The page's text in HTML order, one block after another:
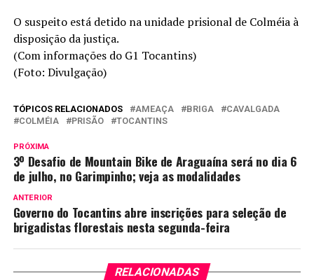
O suspeito está detido na unidade prisional de Colméia à
disposição da justiça.
(Com informações do G1 Tocantins)
(Foto: Divulgação)
TÓPICOS RELACIONADOS AMEAÇA BRIGA
CAVALGADA
COLMÉIA
PRISÃO TOCANTINS
PRÓXIMA
3º Desafio de Mountain Bike de Araguaína será no dia 6
de julho, no Garimpinho; veja as modalidades
ANTERIOR
Governo do Tocantins abre inscrições para seleção de
brigadistas florestais nesta segunda-feira
RELACIONADAS